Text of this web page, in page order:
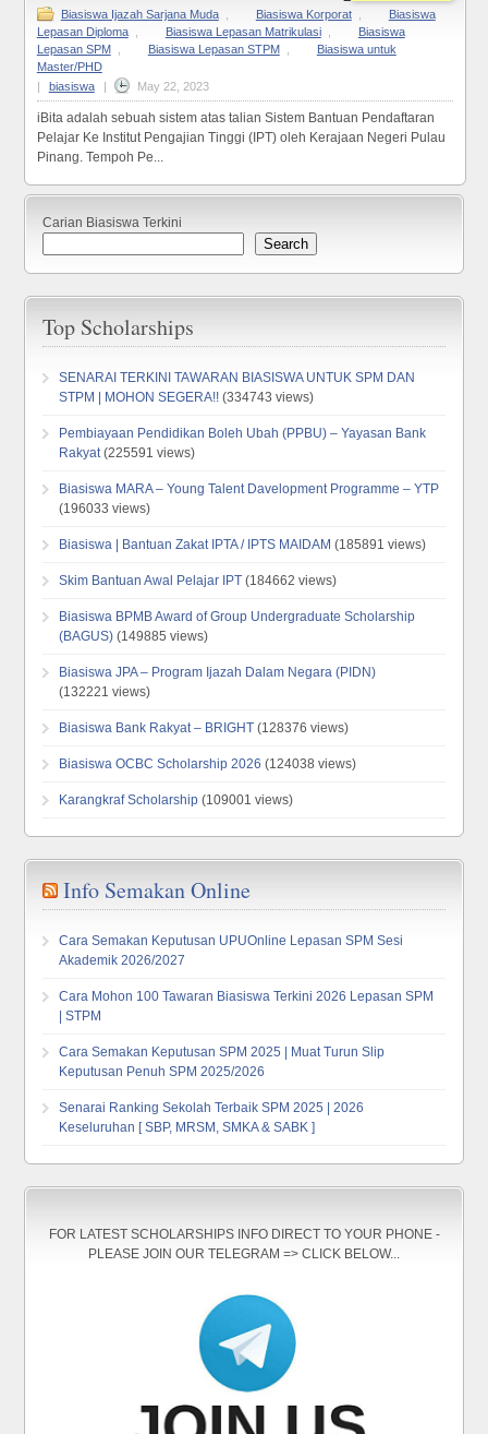
Biasiswa Ijazah Sarjana Muda Biasiswa Korporat
Biasiswa
Lepasan Diploma
Biasiswa Lepasan Matrikulasi
Biasiswa
Lepasan SPM
Biasiswa Lepasan STPM
Biasiswa untuk
Master/PHD
|
biasiswa | May 22, 2023
iBita adalah sebuah sistem atas talian Sistem Bantuan Pendaftaran
Pelajar Ke Institut Pengajian Tinggi (IPT) oleh Kerajaan Negeri Pulau
Pinang. Tempoh Pe...
Carian Biasiswa Terkini
Search
Top Scholarships
SENARAI TERKINI TAWARAN BIASISWA UNTUK SPM DAN
STPM | MOHON SEGERA!! (334743 views)
Pembiayaan Pendidikan Boleh Ubah (PPBU) – Yayasan Bank
Rakyat(225591 views)
Biasiswa MARA – Young Talent Davelopment Programme – YTP
(196033 views)
Biasiswa | Bantuan Zakat IPTA / IPTS MAIDAM (185891 views)
Skim Bantuan Awal Pelajar IPT (184662 views)
Biasiswa BPMB Award of Group Undergraduate Scholarship
(BAGUS) (149885 views)
Biasiswa JPA – Program Ijazah Dalam Negara (PIDN)
(132221 views)
Biasiswa Bank Rakyat – BRIGHT (128376 views)
Biasiswa OCBC Scholarship 2026 (124038 views)
Karangkraf Scholarship (109001 views)
Info Semakan Online
Cara Semakan Keputusan UPUOnline Lepasan SPM Sesi
Akademik 2026/2027
Cara Mohon 100 Tawaran Biasiswa Terkini 2026 Lepasan SPM
| STPM
Cara Semakan Keputusan SPM 2025 | Muat Turun Slip
Keputusan Penuh SPM 2025/2026
Senarai Ranking Sekolah Terbaik SPM 2025 | 2026
Keseluruhan [ SBP, MRSM, SMKA & SABK ]
FOR LATEST SCHOLARSHIPS INFO DIRECT TO YOUR PHONE -
PLEASE JOIN OUR TELEGRAM => CLICK BELOW...